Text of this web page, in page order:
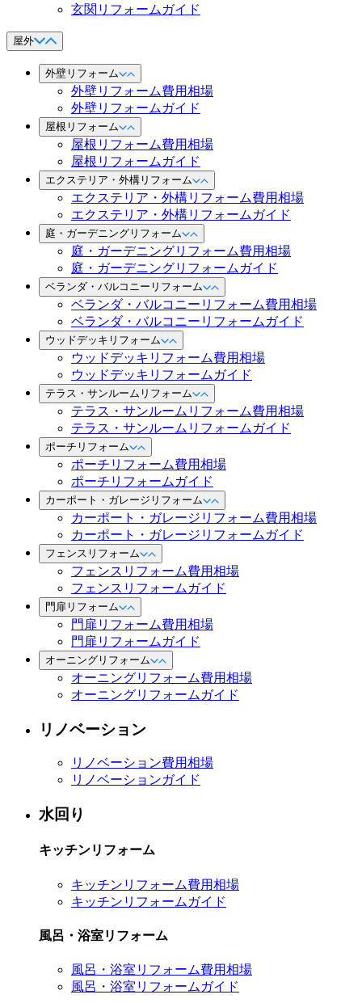
玄関リフォームガイド
屋外
外壁リフォーム
外壁リフォーム費用相場
外壁リフォームガイド
屋根リフォーム
屋根リフォーム費用相場
屋根リフォームガイド
エクステリア・外構リフォーム
エクステリア・外構リフォーム費用相場
エクステリア・外構リフォームガイド
庭・ガーデニングリフォーム
庭・ガーデニングリフォーム費用相場
庭・ガーデニングリフォームガイド
ベランダ・バルコニーリフォーム
ベランダ・バルコニーリフォーム費用相場
ベランダ・バルコニーリフォームガイド
ウッドデッキリフォーム
ウッドデッキリフォーム費用相場
ウッドデッキリフォームガイド
テラス・サンルームリフォーム
テラス・サンルームリフォーム費用相場
テラス・サンルームリフォームガイド
ポーチリフォーム
ポーチリフォーム費用相場
ポーチリフォームガイド
カーポート・ガレージリフォーム
カーポート・ガレージリフォーム費用相場
カーポート・ガレージリフォームガイド
フェンスリフォーム
フェンスリフォーム費用相場
フェンスリフォームガイド
門扉リフォーム
門扉リフォーム費用相場
門扉リフォームガイド
オーニングリフォーム
オーニングリフォーム費用相場
オーニングリフォームガイド
リノベーション
リノベーション費用相場
リノベーションガイド
水回り
キッチンリフォーム
キッチンリフォーム費用相場
キッチンリフォームガイド
風呂・浴室リフォーム
風呂・浴室リフォーム費用相場
風呂・浴室リフォームガイド